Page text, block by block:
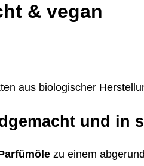
& vegan
aus biologischer
und in
zu einem